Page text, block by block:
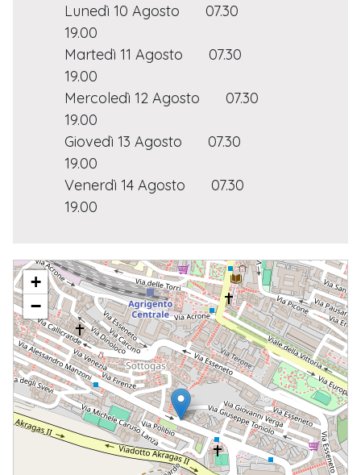
Lunedì 10 Agosto
07.30
19.00
Martedì 11 Agosto
07.30
19.00
Mercoledì 12 Agosto
07.30
19.00
Giovedì 13 Agosto
07.30
19.00
Venerdì 14 Agosto
07.30
19.00
B.M.V. DELLA DIVINA PROVVIDENZA
+
−